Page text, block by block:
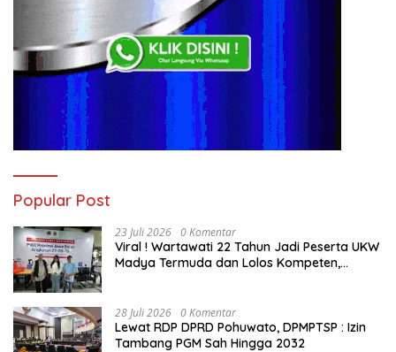
Popular Post
23 Juli 2026 0 Komentar
Viral ! Wartawati 22 Tahun Jadi Peserta UKW
Madya Termuda dan Lolos Kompeten,
28 Juli 2026 0 Komentar
Lewat RDP DPRD Pohuwato, DPMPTSP : Izin
Tambang PGM Sah Hingga 2032